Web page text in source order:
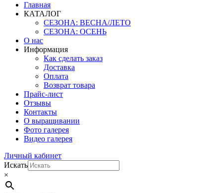
Главная
КАТАЛОГ
СЕЗОНА: ВЕСНА/ЛЕТО
СЕЗОНА: ОСЕНЬ
О нас
Информация
Как сделать заказ
Доставка
Оплата
Возврат товара
Прайс-лист
Отзывы
Контакты
О выращивании
Фото галерея
Видео галерея
Личный кабинет
Искать
×